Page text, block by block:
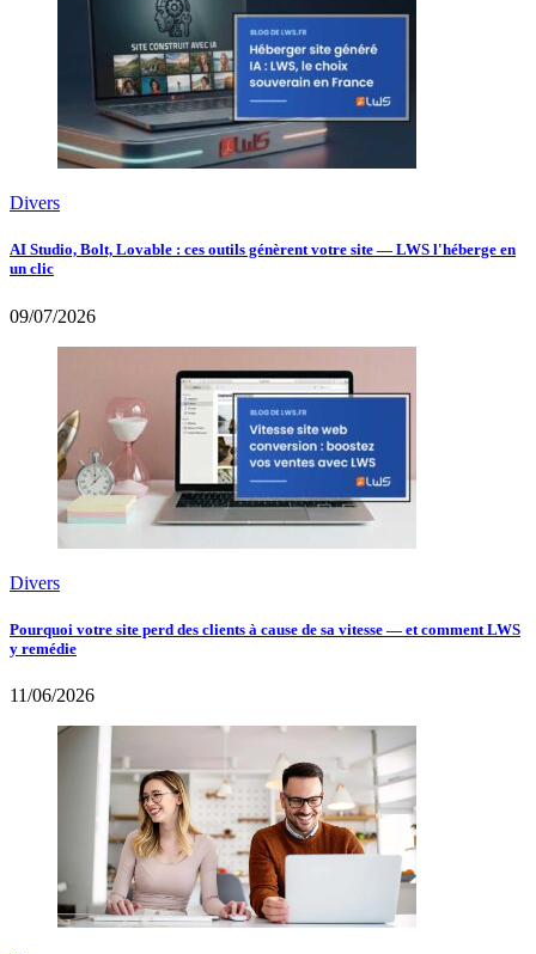
Divers
AI Studio, Bolt, Lovable : ces outils génèrent votre site — LWS l'héberge en
un clic
09/07/2026
Divers
Pourquoi votre site perd des clients à cause de sa vitesse — et comment LWS
y remédie
11/06/2026